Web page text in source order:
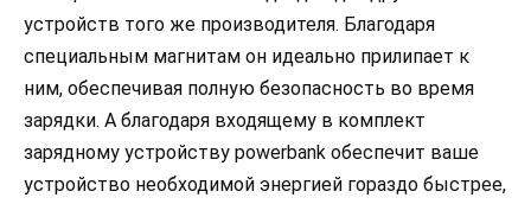
устройств того же производителя. Благодаря
специальным магнитам он идеально прилипает к
ним, обеспечивая полную безопасность во время
зарядки. А благодаря входящему в комплект
зарядному устройству powerbank обеспечит ваше
устройство необходимой энергией гораздо быстрее,